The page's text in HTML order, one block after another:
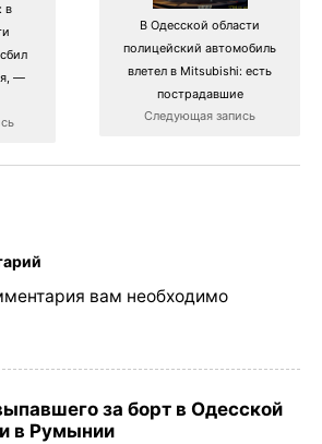
в
—
В Одесской области
полицейский автомобиль
влетел в Mitsubishi: есть
пострадавшие
Следующая запись
вам необходимо
за борт в Одесской
в Румынии